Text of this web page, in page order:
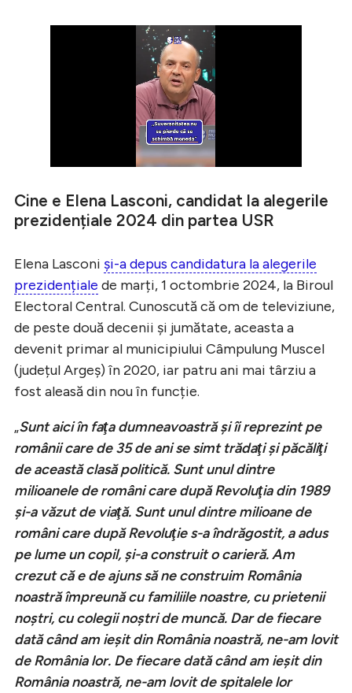
Cine e Elena Lasconi, candidat la alegerile
prezidențiale 2024 din partea USR
Elena Lasconi și-a depus candidatura la alegerile
prezidențiale de marți, 1 octombrie 2024, la Biroul
Electoral Central. Cunoscută că om de televiziune,
de peste două decenii și jumătate, aceasta a
devenit primar al municipiului Câmpulung Muscel
(județul Argeș) în 2020, iar patru ani mai târziu a
fost aleasă din nou în funcție.
„Sunt aici în faţa dumneavoastră şi îi reprezint pe
românii care de 35 de ani se simt trădaţi şi păcăliţi
de această clasă politică. Sunt unul dintre
milioanele de români care după Revoluţia din 1989
şi-a văzut de viaţă. Sunt unul dintre milioane de
români care după Revoluţie s-a îndrăgostit, a adus
pe lume un copil, şi-a construit o carieră. Am
crezut că e de ajuns să ne construim România
noastră împreună cu familiile noastre, cu prietenii
noştri, cu colegii noştri de muncă. Dar de fiecare
dată când am ieşit din România noastră, ne-am lovit
de România lor. De fiecare dată când am ieşit din
România noastră, ne-am lovit de spitalele lor